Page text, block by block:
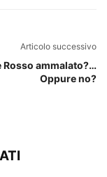
Articolo successivo
Rosso ammalato?…
Oppure no?